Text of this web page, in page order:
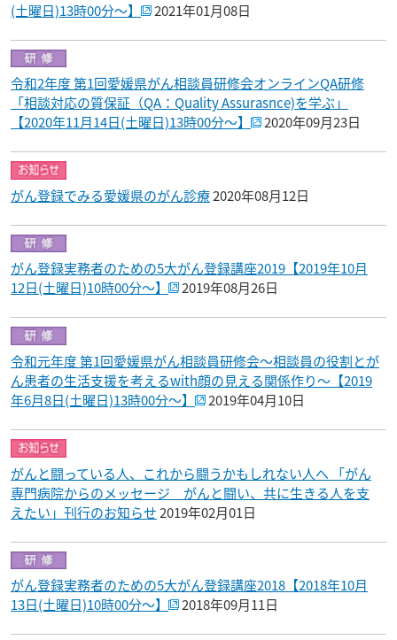
(土曜日)13時00分～】
2021年01月08日
令和2年度 第1回愛媛県がん相談員研修会オンラインQA研修
「相談対応の質保証（QA：Quality Assurasnce)を学ぶ」
【2020年11月14日(土曜日)13時00分～】
2020年09月23日
がん登録でみる愛媛県のがん診療2020年08月12日
がん登録実務者のための5大がん登録講座2019【2019年10月
12日(土曜日)10時00分～】
2019年08月26日
令和元年度 第1回愛媛県がん相談員研修会～相談員の役割とが
ん患者の生活支援を考えるwith顔の見える関係作り～【2019
年6月8日(土曜日)13時00分～】
2019年04月10日
がんと闘っている人、これから闘うかもしれない人へ 「がん
専門病院からのメッセージ がんと闘い、共に生きる人を支
えたい」刊行のお知らせ2019年02月01日
がん登録実務者のための5大がん登録講座2018【2018年10月
13日(土曜日)10時00分～】
2018年09月11日